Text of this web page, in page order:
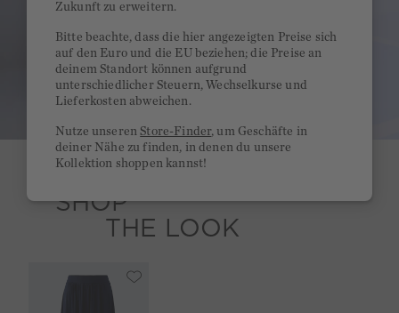
SHOP
THE LOOK
Zukunft zu erweitern.
Bitte beachte, dass die hier angezeigten Preise sich
auf den Euro und die EU beziehen; die Preise an
deinem Standort können aufgrund
unterschiedlicher Steuern, Wechselkurse und
Lieferkosten abweichen.
Nutze unserenStore-Finder, um Geschäfte in
deiner Nähe zu finden, in denen du unsere
Kollektion shoppen kannst!